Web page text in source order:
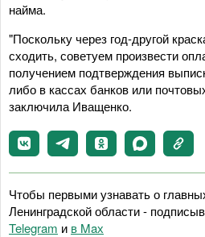
найма.
"Поскольку через год-другой
сходить, советуем произвести
получением подтверждения
либо в кассах банков или
заключила Иващенко.
Чтобы первыми узнавать о
Ленинградской области -
Telegram и в Maх